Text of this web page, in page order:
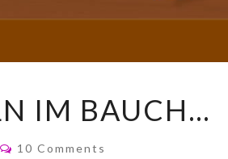
IM BAUCH…
Comments
10 Comments